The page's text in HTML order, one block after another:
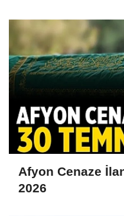
Afyon Cenaze
2026